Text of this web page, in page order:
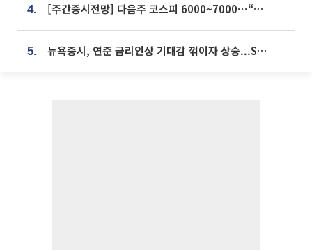
4. [주간증시전망] 다음주 코스피 6000~7000⋯“外人 수급은 정책이 변수”
5. 뉴욕증시, 연준 금리인상 기대감 꺾이자 상승...S&P500 사상 최고치 [종합]